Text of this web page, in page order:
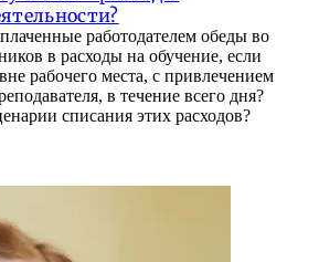
работодателем обеды во
в расходы на обучение, если
рабочего места, с привлечением
в течение всего дня?
списания этих расходов?